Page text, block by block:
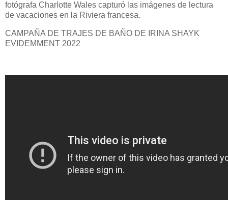
fotógrafa Charlotte Wales capturó las imágenes de lectura
de vacaciones en la Riviera francesa.
CAMPAÑA DE TRAJES DE BAÑO DE IRINA SHAYK
EVIDEMMENT 2022